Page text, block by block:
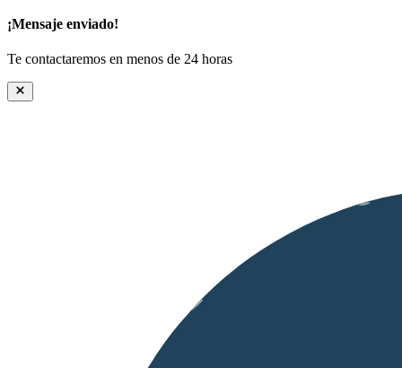
¡Mensaje enviado!
Te contactaremos en menos de 24 horas